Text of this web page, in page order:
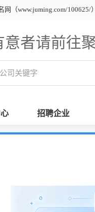
（www.juming.com/100625/
者请前往
招聘企业